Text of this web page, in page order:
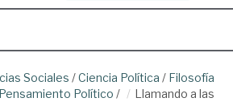
Sociales /Ciencia Política / Filosofía
Político /
Llamando a las